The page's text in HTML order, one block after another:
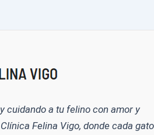
cuidando a tu felino con amor y
Felina Vigo, donde cada gato